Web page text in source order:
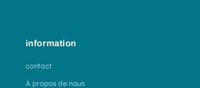
information
contact
À propos de nous